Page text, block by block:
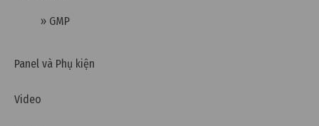
Thứ tư, 02/11/2022 | 09:59
» GMP
Panel và Phụ kiện
Video